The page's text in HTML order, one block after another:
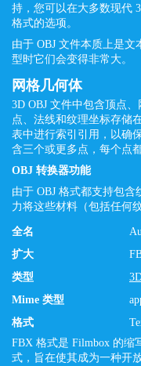
持，您可以在大多数现代
格式的选项。
由于 OBJ 文件本质上是
型时它们会变得非常大。
网格几何体
3D OBJ 文件中包含顶点
点、法线和纹理坐标存储
表中进行索引引用，以确
含三个或更多点，每个点
OBJ 转换器功能
由于 OBJ 格式都支持包
力将这些材料（包括任何
全名
扩大
类型
Mime 类型
格式
FBX 格式是 Filmbox 的缩
式，旨在使其成为一种开